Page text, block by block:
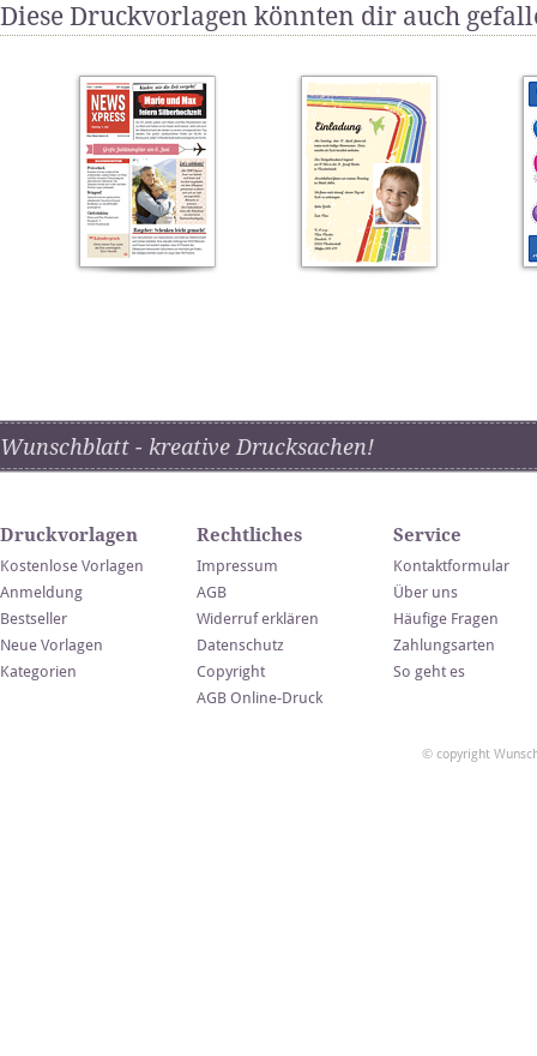
Diese Druckvorlagen könnten dir auch
Wunschblatt - kreative Drucksachen!
Druckvorlagen
Kostenlose Vorlagen
Anmeldung
Bestseller
Neue Vorlagen
Kategorien
Rechtliches
Impressum
AGB
Widerruf erklären
Datenschutz
Copyright
AGB Online-Druck
Service
Kontaktformular
Über uns
Häufige Fragen
Zahlungsarten
So geht es
© copyright